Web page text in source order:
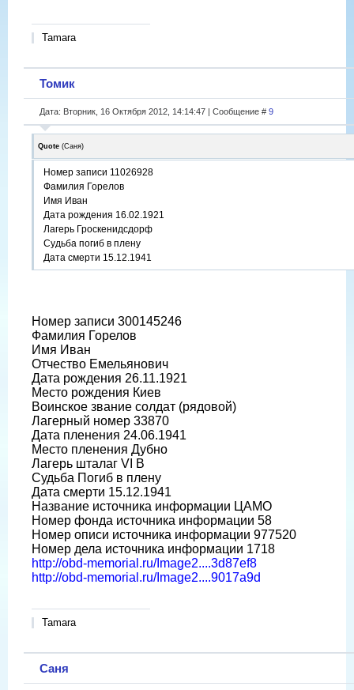
Tamara
Томик
Дата: Вторник, 16 Октября 2012, 14:14:47 | Сообщение # 9
Quote (Саня)
Номер записи 11026928
Фамилия Горелов
Имя Иван
Дата рождения 16.02.1921
Лагерь Гроскенидсдорф
Судьба погиб в плену
Дата смерти 15.12.1941
Номер записи 300145246
Фамилия Горелов
Имя Иван
Отчество Емельянович
Дата рождения 26.11.1921
Место рождения Киев
Воинское звание солдат (рядовой)
Лагерный номер 33870
Дата пленения 24.06.1941
Место пленения Дубно
Лагерь шталаг VI B
Судьба Погиб в плену
Дата смерти 15.12.1941
Название источника информации ЦАМО
Номер фонда источника информации 58
Номер описи источника информации 977520
Номер дела источника информации 1718
http://obd-memorial.ru/Image2....3d87ef8
http://obd-memorial.ru/Image2....9017a9d
Tamara
Саня